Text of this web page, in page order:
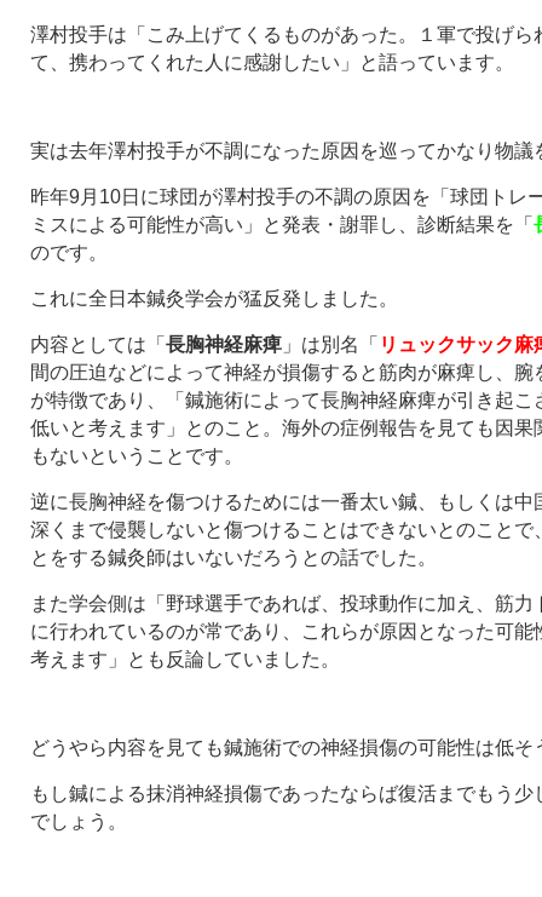
澤村投手は「こみ上げてくるものがあった。１軍で投げら
て、携わってくれた人に感謝したい」と語っています。
実は去年澤村投手が不調になった原因を巡ってかなり物議
昨年9月10日に球団が澤村投手の不調の原因を「球団トレ
ミスによる可能性が高い」と発表・謝罪し、診断結果を「
のです。
これに全日本鍼灸学会が猛反発しました。
内容としては「 長胸神経麻痺 」は別名「 リュックサック麻
間の圧迫などによって神経が損傷すると筋肉が麻痺し、腕
が特徴であり、「鍼施術によって長胸神経麻痺が引き起こ
低いと考えます」とのこと。海外の症例報告を見ても因果
もないということです。
逆に長胸神経を傷つけるためには一番太い鍼、もしくは中
深くまで侵襲しないと傷つけることはできないとのことで
とをする鍼灸師はいないだろうとの話でした。
また学会側は「野球選手であれば、投球動作に加え、筋
に行われているのが常であり、これらが原因となった可能
考えます」とも反論していました。
どうやら内容を見ても鍼施術での神経損傷の可能性は低そ
もし鍼による抹消神経損傷であったならば復活までもう
でしょう。